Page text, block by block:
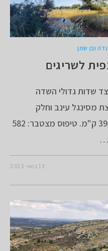
ובן שמן
לשריגים
שדות גדולי השדה
מסינגל עינב וחלק
מסינגל משואה אורך המסלול 39.6 ק"מ. טיפוס מצטבר: 582
13 במאי 2025